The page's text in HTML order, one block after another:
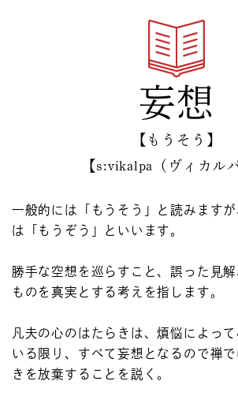
妄想
【もうそう】
【s:vikalpa（ヴィカル
一般的には「もうそう」と読みます
は「もうぞう」といいます。
勝手な空想を巡らすこと、誤った見
ものを真実とする考えを指します。
凡夫の心のはたらきは、煩悩によっ
いる限り、すべて妄想となるので禅
きを放棄することを説く。